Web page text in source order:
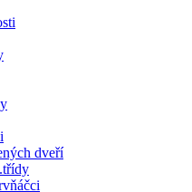
dveří